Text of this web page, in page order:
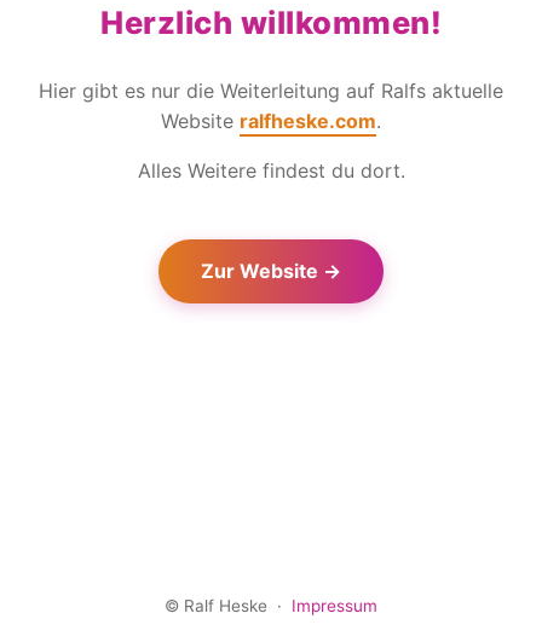
Herzlich willkommen!
Hier gibt es nur die Weiterleitung auf Ralfs aktuelle
Website ralfheske.com.
Alles Weitere findest du dort.
Zur Website →
© Ralf Heske · Impressum